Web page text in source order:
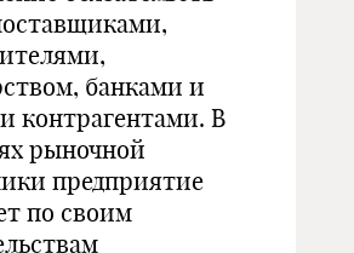
банками и
контрагентами. В
рыночной
предприятие
по своим